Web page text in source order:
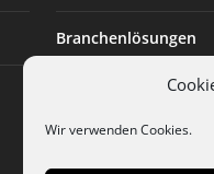
Wir verwenden Cookies.
Branchenlösungen